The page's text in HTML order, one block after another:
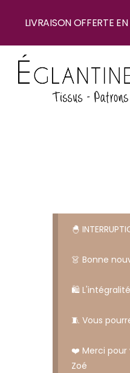
LIVRAISON OFFERTE
🐣
👗 Bonne
🛍️
🧵 Vous
❤️ Merci pour
Zoé